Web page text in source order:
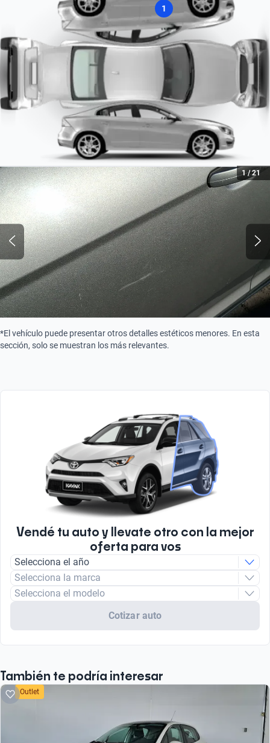
1
1/21
*El vehículo puede presentar otros detalles estéticos menores. En esta
sección, solo se muestran los más relevantes.
Vendé tu auto y llevate otro con la mejor
oferta para vos
Selecciona el año
Selecciona la marca
Selecciona el modelo
Cotizar auto
También te podría interesar
Outlet